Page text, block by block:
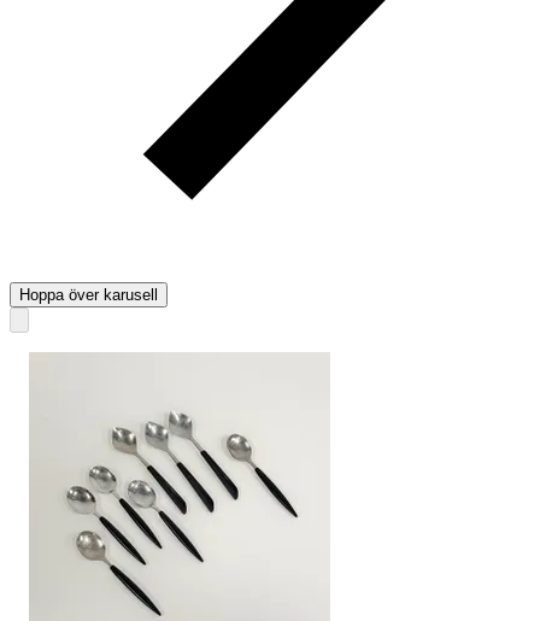
Hoppa över karusell